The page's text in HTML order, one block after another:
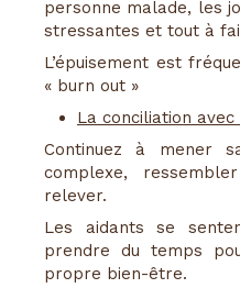
personne malade, les
stressantes et tout à
L’épuisement est
« burn out »
La conciliation
Continuez à mener
complexe,
relever.
Les aidants se
prendre du temps
propre bien-être.